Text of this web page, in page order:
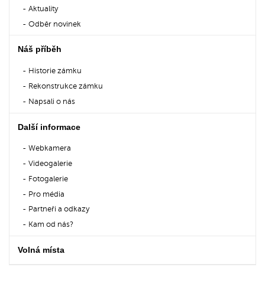
Aktuality
Odběr novinek
Náš příběh
Historie zámku
Rekonstrukce zámku
Napsali o nás
Další informace
Webkamera
Videogalerie
Fotogalerie
Pro média
Partneři a odkazy
Kam od nás?
Volná místa